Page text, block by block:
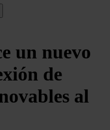
un nuevo
de
al